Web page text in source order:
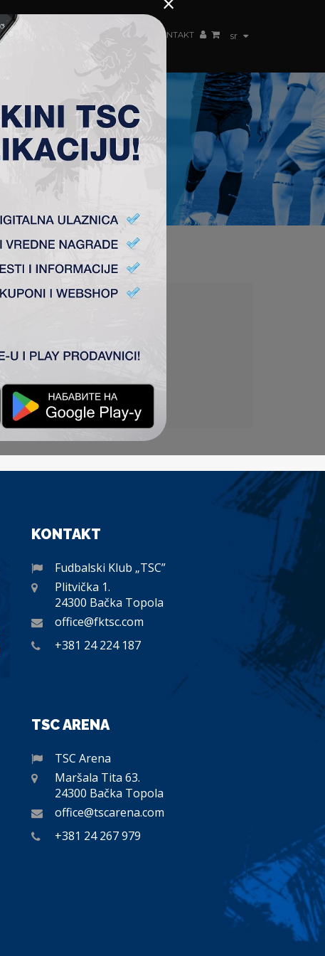
sr
ŽENSKI TIM KONTAKT
KONTAKT
Fudbalski Klub „TSC”
Plitvička 1.
24300 Bačka Topola
office@fktsc.com
+381 24 224 187
TSC ARENA
TSC Arena
Maršala Tita 63.
24300 Bačka Topola
office@tscarena.com
+381 24 267 979